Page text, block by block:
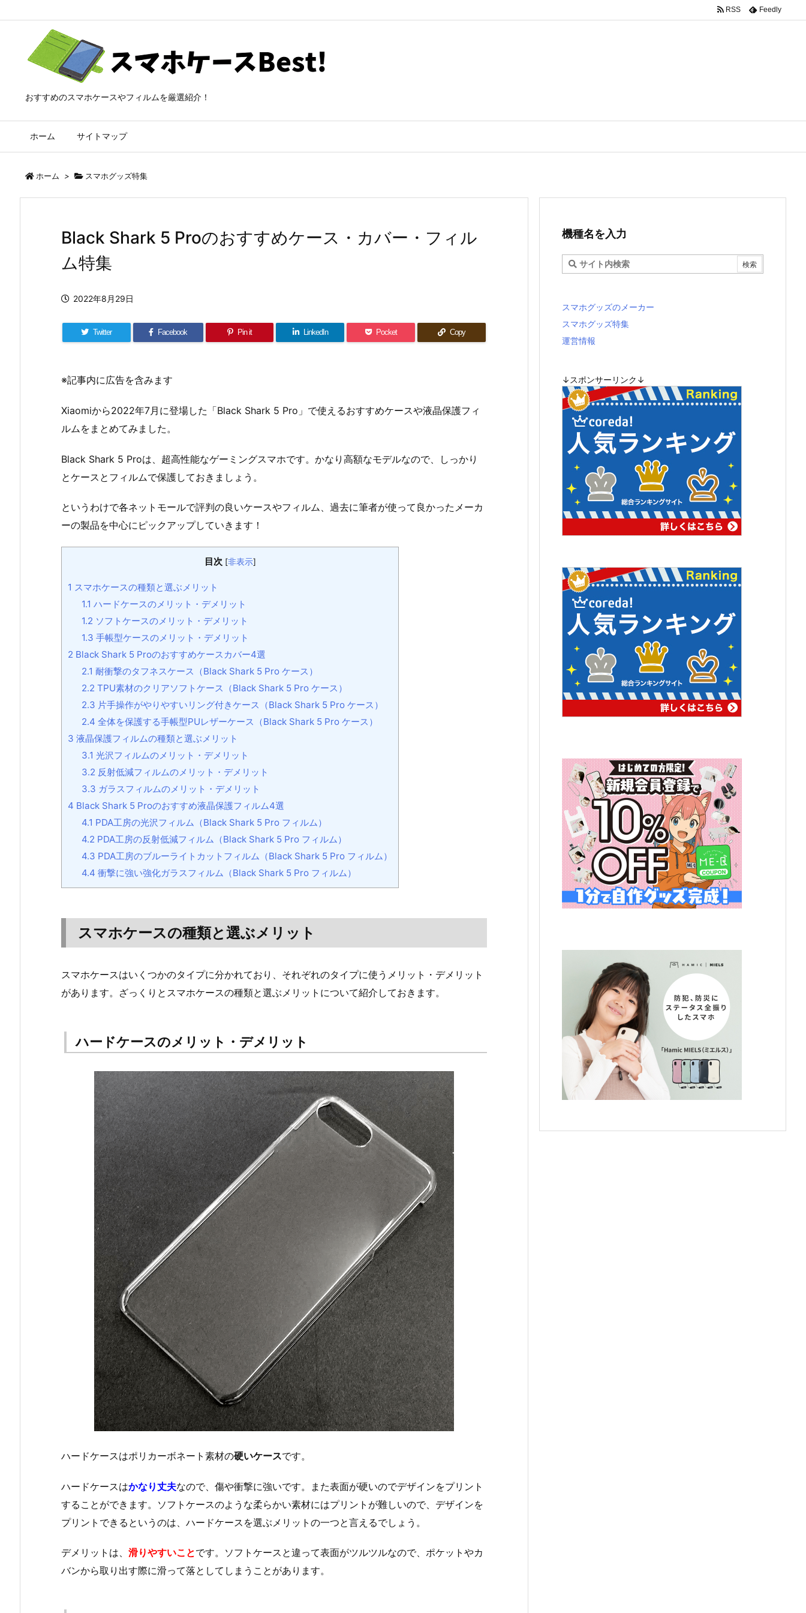
おすすめのスマホケースやフィルムを厳選紹介！
ホーム サイトマップ
RSS Feedly
ホーム > スマホグッズ特集
Black Shark 5 Proのおすすめケース・カバー・フィル
ム特集
2022年8月29日
Twitter Facebook Pin it LinkedIn Pocket Copy
※記事内に広告を含みます
Xiaomiから2022年7月に登場した「Black Shark 5 Pro」で使えるおすすめケースや液晶保護フィ
ルムをまとめてみました。
Black Shark 5 Proは、超高性能なゲーミングスマホです。かなり高額なモデルなので、しっかり
とケースとフィルムで保護しておきましょう。
というわけで各ネットモールで評判の良いケースやフィルム、過去に筆者が使って良かったメーカ
ーの製品を中心にピックアップしていきます！
目次 [非表示]
1 スマホケースの種類と選ぶメリット
1.1 ハードケースのメリット・デメリット
1.2 ソフトケースのメリット・デメリット
1.3 手帳型ケースのメリット・デメリット
2 Black Shark 5 Proのおすすめケースカバー4選
2.1 耐衝撃のタフネスケース（Black Shark 5 Pro ケース）
2.2 TPU素材のクリアソフトケース（Black Shark 5 Pro ケース）
2.3 片手操作がやりやすいリング付きケース（Black Shark 5 Pro ケース）
2.4 全体を保護する手帳型PUレザーケース（Black Shark 5 Pro ケース）
3 液晶保護フィルムの種類と選ぶメリット
3.1 光沢フィルムのメリット・デメリット
3.2 反射低減フィルムのメリット・デメリット
3.3 ガラスフィルムのメリット・デメリット
4 Black Shark 5 Proのおすすめ液晶保護フィルム4選
4.1 PDA工房の光沢フィルム（Black Shark 5 Pro フィルム）
4.2 PDA工房の反射低減フィルム（Black Shark 5 Pro フィルム）
4.3 PDA工房のブルーライトカットフィルム（Black Shark 5 Pro フィルム）
4.4 衝撃に強い強化ガラスフィルム（Black Shark 5 Pro フィルム）
スマホケースの種類と選ぶメリット
スマホケースはいくつかのタイプに分かれており、それぞれのタイプに使うメリット・デメリット
があります。ざっくりとスマホケースの種類と選ぶメリットについて紹介しておきます。
ハードケースのメリット・デメリット
ハードケースはポリカーボネート素材の硬いケースです。
ハードケースはかなり丈夫なので、傷や衝撃に強いです。また表面が硬いのでデザインをプリント
することができます。ソフトケースのような柔らかい素材にはプリントが難しいので、デザインを
プリントできるというのは、ハードケースを選ぶメリットの一つと言えるでしょう。
デメリットは、 滑りやすいことです。ソフトケースと違って表面がツルツルなので、ポケットやカ
バンから取り出す際に滑って落としてしまうことがあります。
機種名を入力
スマホグッズのメーカー
スマホグッズ特集
運営情報
↓スポンサーリンク↓